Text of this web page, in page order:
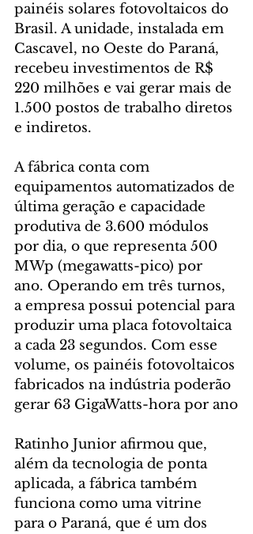
painéis solares fotovoltaicos do
Brasil. A unidade, instalada em
Cascavel, no Oeste do Paraná,
recebeu investimentos de R$
220 milhões e vai gerar mais de
1.500 postos de trabalho diretos
e indiretos.
A fábrica conta com
equipamentos automatizados de
última geração e capacidade
produtiva de 3.600 módulos
por dia, o que representa 500
MWp (megawatts-pico) por
ano. Operando em três turnos,
a empresa possui potencial para
produzir uma placa fotovoltaica
a cada 23 segundos. Com esse
volume, os painéis fotovoltaicos
fabricados na indústria poderão
gerar 63 GigaWatts-hora por ano
Ratinho Junior afirmou que,
além da tecnologia de ponta
aplicada, a fábrica também
funciona como uma vitrine
para o Paraná, que é um dos